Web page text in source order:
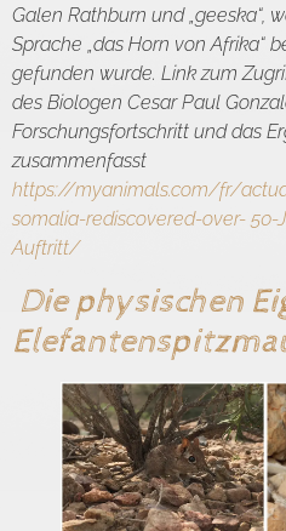
Galen Rathburn und „geeska“,
Sprache „das Horn von Afrika“
gefunden wurde. Link zum
des Biologen Cesar Paul
Forschungsfortschritt und das
zusammenfasst
https://myanimals.com/fr/
somalia-rediscovered-over-
Auftritt/
Die physischen